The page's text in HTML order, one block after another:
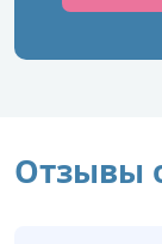
Отзывы